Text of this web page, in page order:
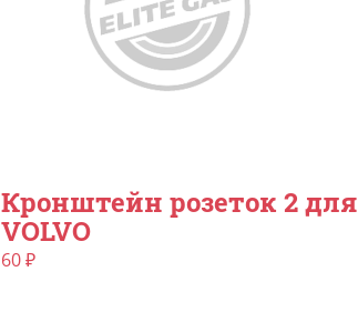
Кронштейн розеток 2 для
VOLVO
60₽